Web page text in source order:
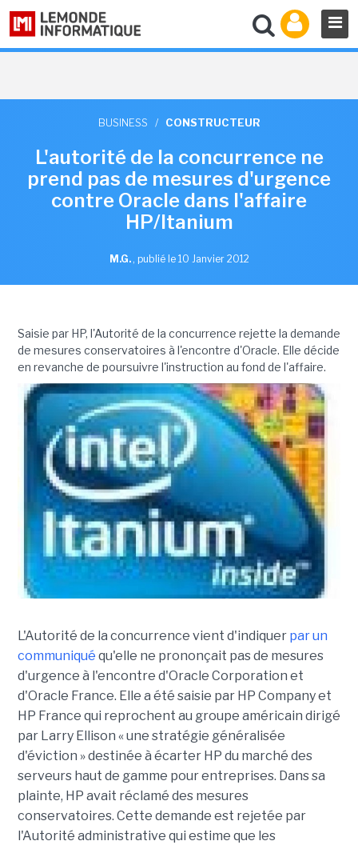
BUSINESS / CONSTRUCTEUR
L'autorité de la concurrence ne
prend pas de mesures d'urgence
contre Oracle dans l'affaire
HP/Itanium
M.G. , publié le 10 Janvier 2012
Saisie par HP, l'Autorité de la concurrence rejette la demande
de mesures conservatoires à l'encontre d'Oracle. Elle décide
en revanche de poursuivre l'instruction au fond de l'affaire.
L'Autorité de la concurrence vient d'indiquer par un
communiqué qu'elle ne prononçait pas de mesures
d'urgence à l'encontre d'Oracle Corporation et
d'Oracle France. Elle a été saisie par HP Company et
HP France qui reprochent au groupe américain dirigé
par Larry Ellison « une stratégie généralisée
d'éviction » destinée à écarter HP du marché des
serveurs haut de gamme pour entreprises. Dans sa
plainte, HP avait réclamé des mesures
conservatoires. Cette demande est rejetée par
l'Autorité administrative qui estime que les